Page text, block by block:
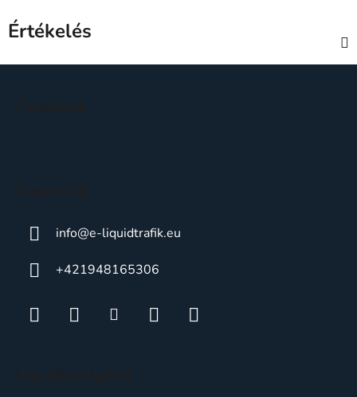
Értékelés
info@e-liquidtrafik.eu
+421948165306